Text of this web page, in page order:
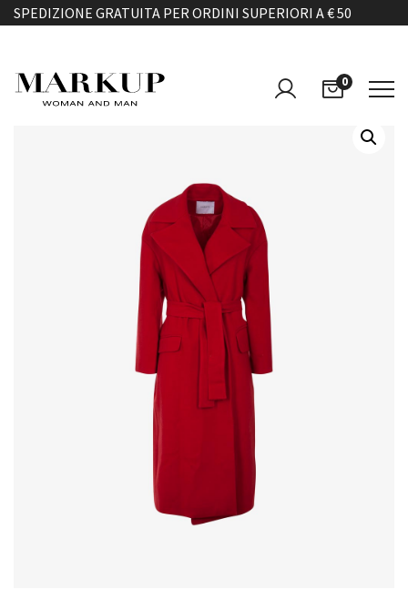
SPEDIZIONE GRATUITA PER ORDINI SUPERIORI A € 50
0